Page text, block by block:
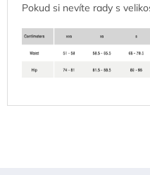
Pokud si nevíte rady s